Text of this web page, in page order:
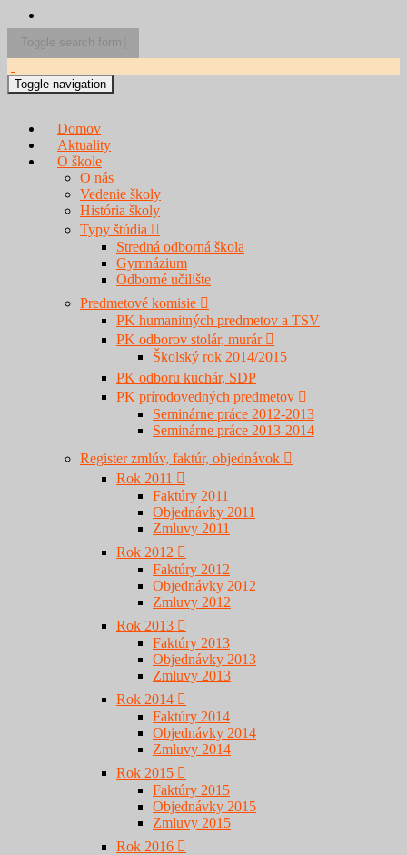
Toggle search form
Search for:
Toggle navigation
Domov
Aktuality
O škole
O nás
Vedenie školy
História školy
Typy štúdia
Stredná odborná škola
Gymnázium
Odborné učilište
Predmetové komisie
PK humanitných predmetov a TSV
PK odborov stolár, murár
Školský rok 2014/2015
PK odboru kuchár, SDP
PK prírodovedných predmetov
Seminárne práce 2012-2013
Seminárne práce 2013-2014
Register zmlúv, faktúr, objednávok
Rok 2011
Faktúry 2011
Objednávky 2011
Zmluvy 2011
Rok 2012
Faktúry 2012
Objednávky 2012
Zmluvy 2012
Rok 2013
Faktúry 2013
Objednávky 2013
Zmluvy 2013
Rok 2014
Faktúry 2014
Objednávky 2014
Zmluvy 2014
Rok 2015
Faktúry 2015
Objednávky 2015
Zmluvy 2015
Rok 2016